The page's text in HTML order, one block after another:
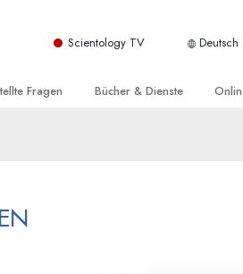
Scientology TV Deutsch
Fragen
der Scientology
Bücher & Dienste